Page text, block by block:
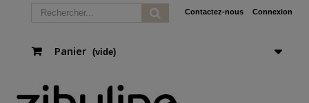
Connexion
Contactez-nous
Panier (vide)